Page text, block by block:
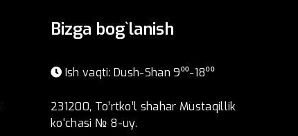
Bizga bog`lanish
Ish vaqti: Dush-Shan 9⁰⁰-18⁰⁰
231200, To’rtko’l shahar Mustaqillik
ko‘chasi № 8-uy.